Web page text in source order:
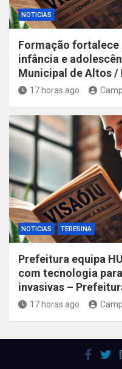
NOTICIAS
Formação fortalece
infância e
Municipal de Altos /
17 horas ago
NOTICIAS TERESINA
Prefeitura equipa
com tecnologia
invasivas –
17 horas ago